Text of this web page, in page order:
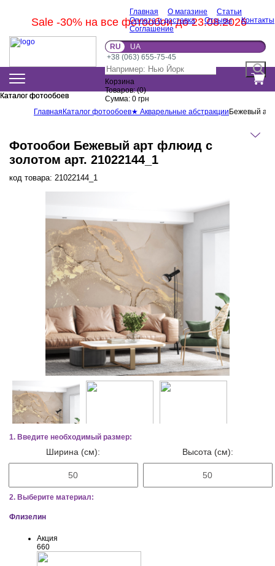
Sale -30% на все фотообои до 23.08.2026
Главная О магазине
Статьи
Оплата и доставка
Отзывы
Контакты
Соглашение
RU
UA
+38 (063) 655-75-45
Корзина
Товаров:(0)
Сумма: 0 грн
Каталог фотообоев
Каталог фотообоев
Главная Каталог фотообоев★ Акварельные абстракции Бежевый
Фотообои Бежевый арт флюид с
золотом арт. 21022144_1
код товара: 21022144_1
1. Введите необходимый размер:
Ширина (см): Высота (см):
2. Выберите материал:
Флизелин
Акция
660